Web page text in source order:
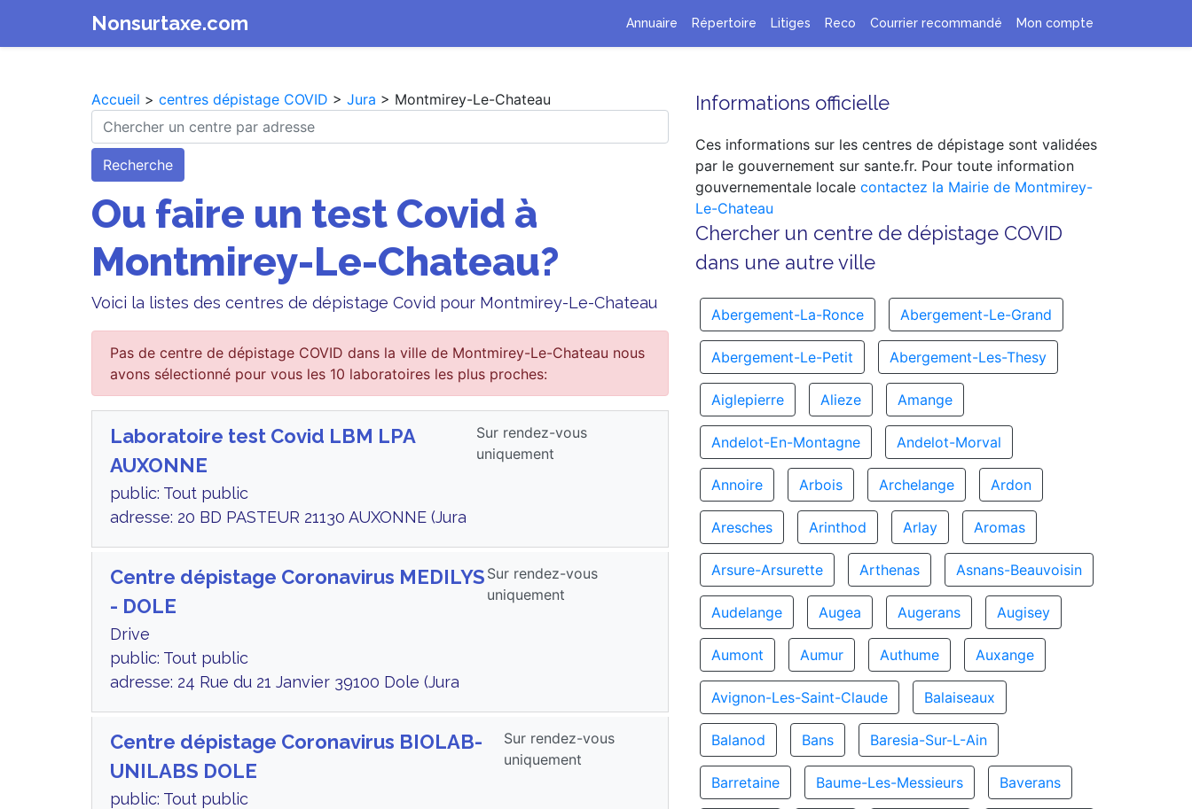
Nonsurtaxe.com Annuaire Répertoire Litiges Reco Courrier recommandé Mon compte
Accueil > centres dépistage COVID > Jura > Montmirey-Le-Chateau
Recherche
Ou faire un test Covid à
Montmirey-Le-Chateau?
Voici la listes des centres de dépistage Covid pour Montmirey-Le-Chateau
Pas de centre de dépistage COVID dans la ville de Montmirey-Le-Chateau nous
avons sélectionné pour vous les 10 laboratoires les plus proches:
Laboratoire test Covid LBM LPA
AUXONNE
public: Tout public
adresse: 20 BD PASTEUR 21130 AUXONNE (Jura
Sur rendez-vous
uniquement
Centre dépistage Coronavirus MEDILYS
- DOLE
Drive
public: Tout public
adresse: 24 Rue du 21 Janvier 39100 Dole (Jura
Sur rendez-vous
uniquement
Centre dépistage Coronavirus BIOLAB-
UNILABS DOLE
public: Tout public
Sur rendez-vous
uniquement
Informations officielle
Ces informations sur les centres de dépistage sont validées
par le gouvernement sur sante.fr. Pour toute information
gouvernementale localecontactez la Mairie de Montmirey-
Le-Chateau
Chercher un centre de dépistage COVID
dans une autre ville
Abergement-La-Ronce Abergement-Le-Grand
Abergement-Le-Petit Abergement-Les-Thesy
Aiglepierre Alieze Amange
Andelot-En-Montagne Andelot-Morval
Annoire Arbois Archelange Ardon
Aresches Arinthod Arlay Aromas
Arsure-Arsurette Arthenas Asnans-Beauvoisin
Audelange Augea Augerans Augisey
Aumont Aumur Authume Auxange
Avignon-Les-Saint-Claude Balaiseaux
Balanod Bans Baresia-Sur-L-Ain
Barretaine Baume-Les-Messieurs Baverans